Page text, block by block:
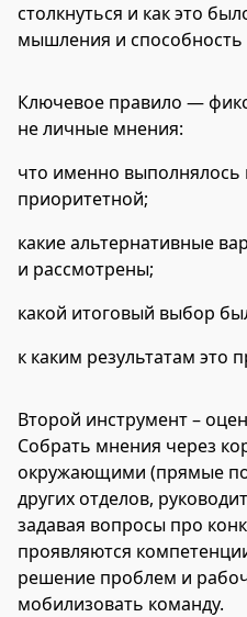
столкнуться и как это
мышления и способность
Ключевое правило —
не личные мнения:
что именно выполнялось
приоритетной;
какие альтернативные
и рассмотрены;
какой итоговый выбор
к каким результатам это
Второй инструмент –
Собрать мнения через
окружающими (прямые
других отделов,
задавая вопросы про
проявляются
решение проблем и
мобилизовать команду.